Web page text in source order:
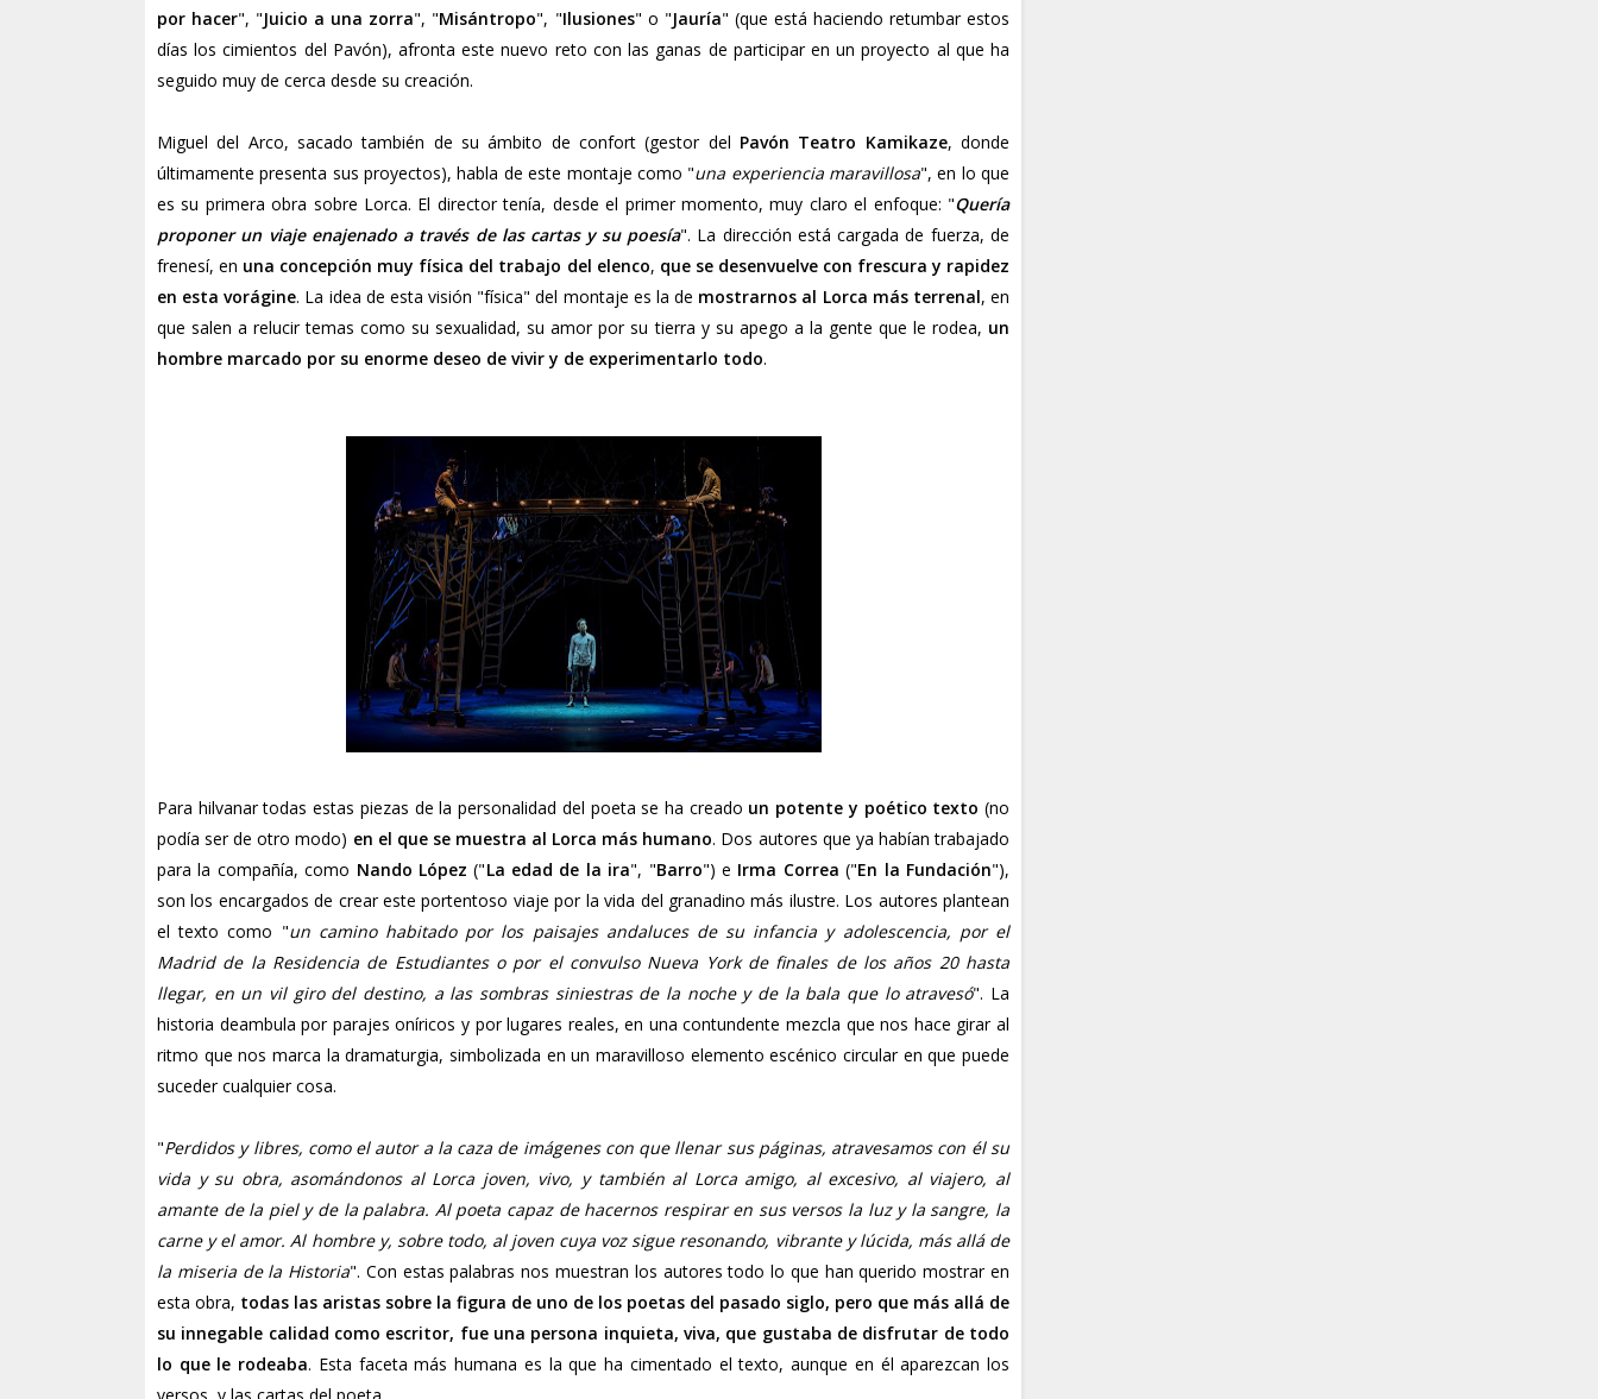
por hacer", "Juicio a una zorra", "Misántropo", "Ilusiones" o "Jauría" (que está haciendo retumbar estos
días los cimientos del Pavón), afronta este nuevo reto con las ganas de participar en un proyecto al que ha
seguido muy de cerca desde su creación.
Miguel del Arco, sacado también de su ámbito de confort (gestor del Pavón Teatro Kamikaze, donde
últimamente presenta sus proyectos), habla de este montaje como "una experiencia maravillosa", en lo que
es su primera obra sobre Lorca. El director tenía, desde el primer momento, muy claro el enfoque: "Quería
proponer un viaje enajenado a través de las cartas y su poesía". La dirección está cargada de fuerza, de
frenesí, en una concepción muy física del trabajo del elenco, que se desenvuelve con frescura y rapidez
en esta vorágine. La idea de esta visión "física" del montaje es la de mostrarnos al Lorca más terrenal, en
que salen a relucir temas como su sexualidad, su amor por su tierra y su apego a la gente que le rodea, un
hombre marcado por su enorme deseo de vivir y de experimentarlo todo.
Para hilvanar todas estas piezas de la personalidad del poeta se ha creado un potente y poético texto(no
podía ser de otro modo) en el que se muestra al Lorca más humano. Dos autores que ya habían trabajado
para la compañía, como Nando López ("La edad de la ira", "Barro") e Irma Correa ("En la Fundación"),
son los encargados de crear este portentoso viaje por la vida del granadino más ilustre. Los autores plantean
el texto como "un camino habitado por los paisajes andaluces de su infancia y adolescencia, por el
Madrid de la Residencia de Estudiantes o por el convulso Nueva York de finales de los años 20 hasta
llegar, en un vil giro del destino, a las sombras siniestras de la noche y de la bala que lo atravesó". La
historia deambula por parajes oníricos y por lugares reales, en una contundente mezcla que nos hace girar al
ritmo que nos marca la dramaturgia, simbolizada en un maravilloso elemento escénico circular en que puede
suceder cualquier cosa.
"Perdidos y libres, como el autor a la caza de imágenes con que llenar sus páginas, atravesamos con él su
vida y su obra, asomándonos al Lorca joven, vivo, y también al Lorca amigo, al excesivo, al viajero, al
amante de la piel y de la palabra. Al poeta capaz de hacernos respirar en sus versos la luz y la sangre, la
carne y el amor. Al hombre y, sobre todo, al joven cuya voz sigue resonando, vibrante y lúcida, más allá de
la miseria de la Historia". Con estas palabras nos muestran los autores todo lo que han querido mostrar en
esta obra, todas las aristas sobre la figura de uno de los poetas del pasado siglo, pero que más allá de
su innegable calidad como escritor, fue una persona inquieta, viva, que gustaba de disfrutar de todo
lo que le rodeaba. Esta faceta más humana es la que ha cimentado el texto, aunque en él aparezcan los